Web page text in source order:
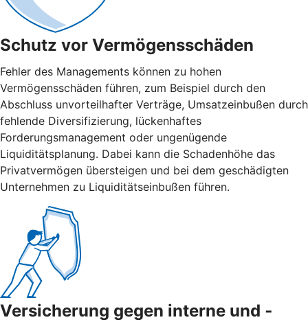
Schutz vor Vermögensschäden
Fehler des Managements können zu hohen
Vermögensschäden führen, zum Beispiel durch den
Abschluss unvorteilhafter Verträge, Umsatzeinbußen durch
fehlende Diversifizierung, lückenhaftes
Forderungsmanagement oder ungenügende
Liquiditätsplanung. Dabei kann die Schadenhöhe das
Privatvermögen übersteigen und bei dem geschädigten
Unternehmen zu Liquiditätseinbußen führen.
Versicherung gegen interne und ­